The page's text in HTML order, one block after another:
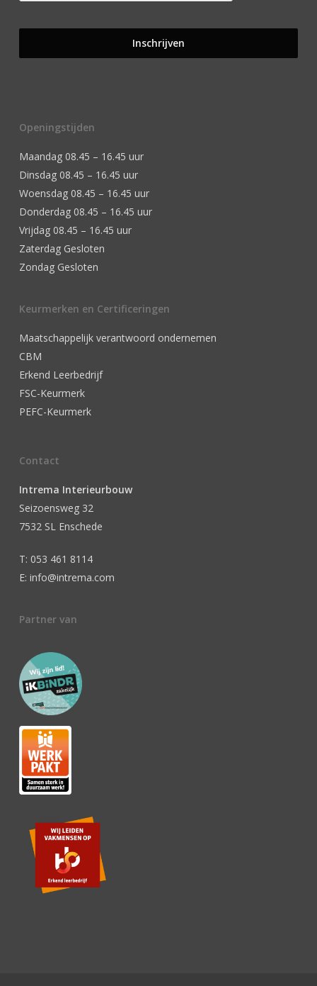
Openingstijden
Maandag 08.45 – 16.45 uur
Dinsdag 08.45 – 16.45 uur
Woensdag 08.45 – 16.45 uur
Donderdag 08.45 – 16.45 uur
Vrijdag 08.45 – 16.45 uur
Zaterdag Gesloten
Zondag Gesloten
Keurmerken en Certificeringen
Maatschappelijk verantwoord ondernemen
CBM
Erkend Leerbedrijf
FSC-Keurmerk
PEFC-Keurmerk
Contact
Intrema Interieurbouw
Seizoensweg 32
7532 SL Enschede
T: 053 461 8114
E: info@intrema.com
Partner van